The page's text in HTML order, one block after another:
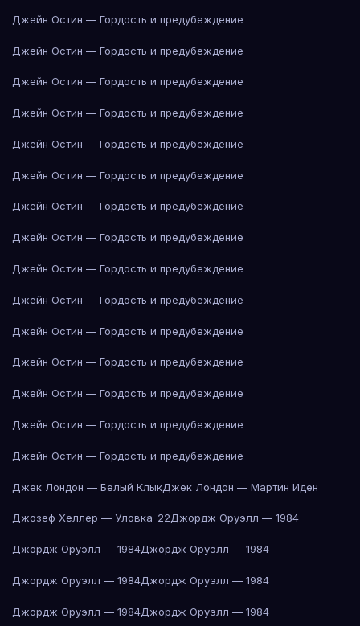
Джейн Остин — Гордость и предубеждение
Джейн Остин — Гордость и предубеждение
Джейн Остин — Гордость и предубеждение
Джейн Остин — Гордость и предубеждение
Джейн Остин — Гордость и предубеждение
Джейн Остин — Гордость и предубеждение
Джейн Остин — Гордость и предубеждение
Джейн Остин — Гордость и предубеждение
Джейн Остин — Гордость и предубеждение
Джейн Остин — Гордость и предубеждение
Джейн Остин — Гордость и предубеждение
Джейн Остин — Гордость и предубеждение
Джейн Остин — Гордость и предубеждение
Джейн Остин — Гордость и предубеждение
Джейн Остин — Гордость и предубеждение
Джек Лондон — Белый КлыкДжек Лондон — Мартин Иден
Джозеф Хеллер — Уловка-22Джордж Оруэлл — 1984
Джордж Оруэлл — 1984Джордж Оруэлл — 1984
Джордж Оруэлл — 1984Джордж Оруэлл — 1984
Джордж Оруэлл — 1984Джордж Оруэлл — 1984